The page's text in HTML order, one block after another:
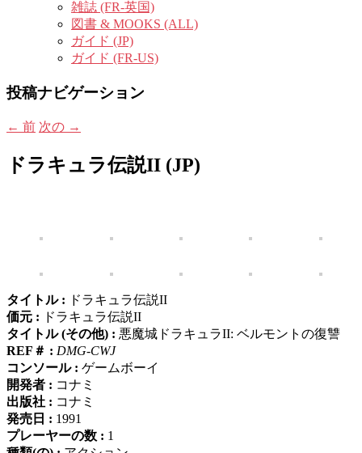
雑誌 (FR-英国)
図書 & MOOKS (ALL)
ガイド (JP)
ガイド (FR-US)
投稿ナビゲーション
← 前 次の →
ドラキュラ伝説II (JP)
タイトル :
ドラキュラ伝説II
価元 :
ドラキュラ伝説II
タイトル (その他) : 悪魔城ドラキュラII: ベルモントの復讐
REF＃ : DMG-CWJ
コンソール : ゲームボーイ
開発者 : コナミ
出版社 : コナミ
発売日 : 1991
プレーヤーの数 : 1